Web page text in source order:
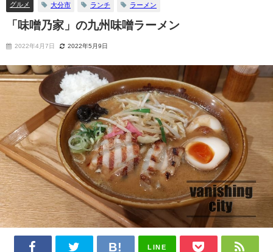
グルメ 大分市 ランチ ラーメン
「味噌乃家」の九州味噌ラーメン
2022年4月7日 2022年5月9日
LINE